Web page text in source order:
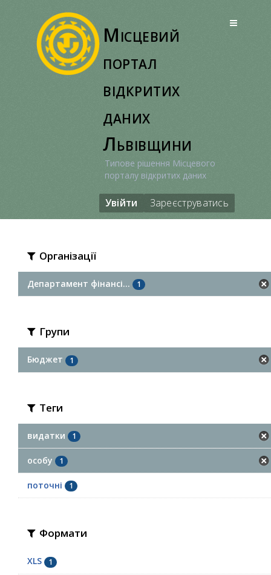
Місцевий
портал
відкритих
даних
Львівщини
Типове рішення Місцевого
порталу відкритих даних
Увійти Зареєструватись
Організації
Департамент фінансі... 1
Групи
Бюджет 1
Теги
видатки 1
особу 1
поточні 1
Формати
XLS 1